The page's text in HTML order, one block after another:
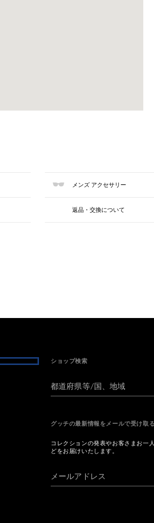
メンズ アクセサリー
返品・交換について
ショップ検索
都道府県等/国、地域
グッチの最新情報をメールで受け
コレクションの発表やお客さまお一
どをお届けいたします。
メールアドレス